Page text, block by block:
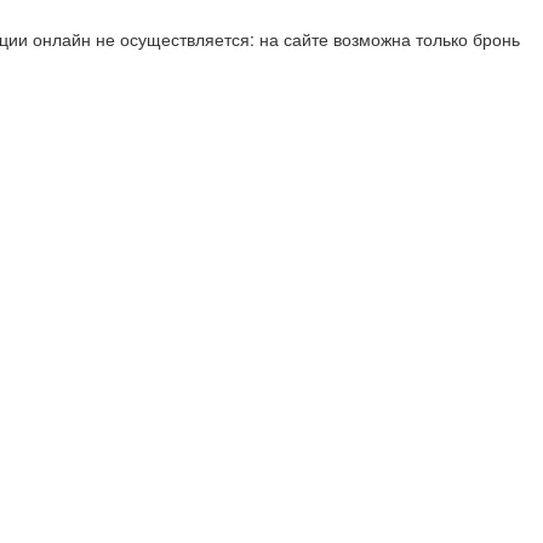
онлайн не осуществляется: на сайте возможна только бронь